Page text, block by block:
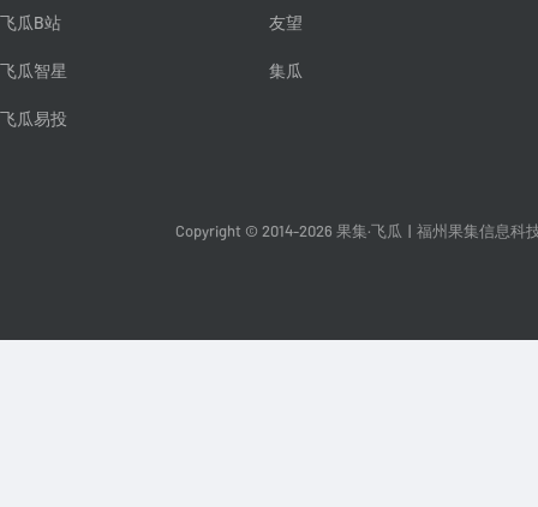
飞瓜B站
飞瓜智星
飞瓜易投
友望
集瓜
Copyright © 2014-2026 果集·飞瓜 福州果集信息科